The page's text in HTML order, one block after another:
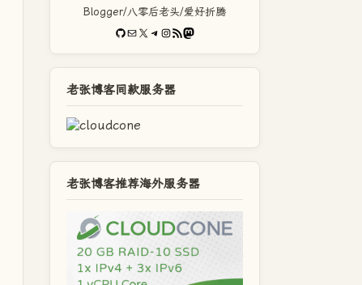
Blogger/八零后老头/爱好折腾
GitHub
电子邮件X Telegram
Instagram
RSS FeedMastodon
老张博客同款服务器
老张博客推荐海外服务器